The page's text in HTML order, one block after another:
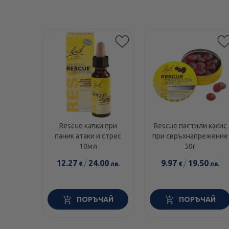
Rescue капки при
паник атаки и стрес
10мл
12.27 € / 24.00лв.
ПОРЪЧАЙ
Rescue пастили касис
при свръхнапрежение
50г
9.97 € / 19.50 лв.
ПОРЪЧАЙ